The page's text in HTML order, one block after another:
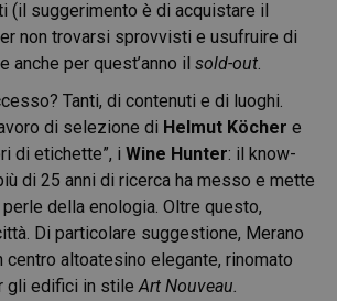
(il suggerimento è di acquistare il
non trovarsi sprovvisti e usufruire di
anche per quest’anno il sold-out.
Tanti, di contenuti e di luoghi.
di selezione di Helmut Köcher e
di etichette”, i Wine Hunter: il know-
di 25 anni di ricerca ha messo e mette
della enologia. Oltre questo,
Di particolare suggestione, Merano
centro altoatesino elegante, rinomato
gli edifici in stileArt Nouveau.